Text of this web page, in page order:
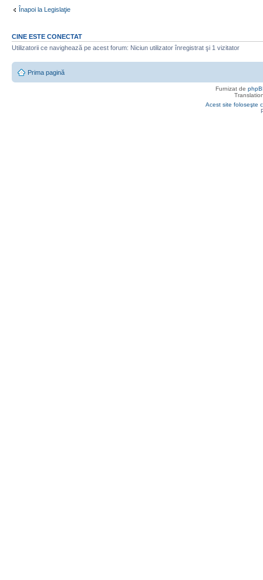
Înapoi la Legislaţie
CINE ESTE CONECTAT
Utilizatorii ce navighează pe acest forum: Niciun utilizator înregistrat şi 1 vizitator
Prima pagină
Furnizat de
Acest site foloseşte